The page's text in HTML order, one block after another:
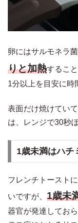
卵にはサルモネラ
りと加熱するこ
1分以上を目安に時
表面だけ焼けてい
は、レンジで30秒
1歳未満はハチ
フレンチトースト
いですが、 1歳未
器官が発達してお